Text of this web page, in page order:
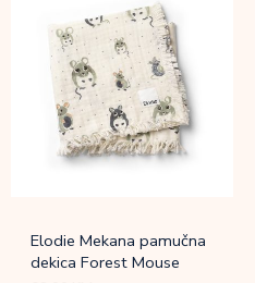
Elodie Mekana pamučna
dekica Forest Mouse